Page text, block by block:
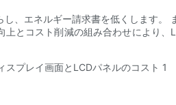
、エネルギー請求書を低くします。
とコスト削減の組み合わせにより